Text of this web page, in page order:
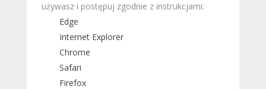
używasz i postępuj zgodnie z instrukcjami:
Edge
Internet Explorer
Chrome
Safari
Firefox